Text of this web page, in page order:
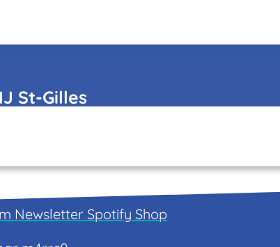
St-Gilles
Newsletter Spotify Shop